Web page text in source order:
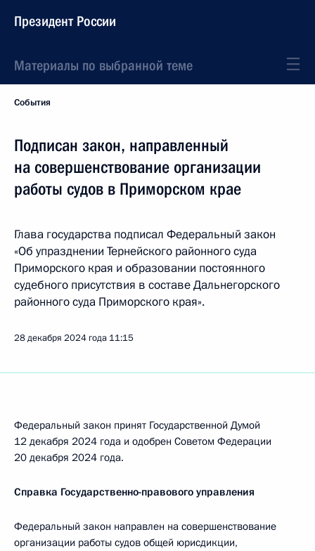
Президент России
Материалы по выбранной теме
События
Подписан закон, направленный
на совершенствование организации
работы судов в Приморском крае
Глава государства подписал Федеральный закон
«Об упразднении Тернейского районного суда
Приморского края и образовании постоянного
судебного присутствия в составе Дальнегорского
районного суда Приморского края».
28 декабря 2024 года 11:15
Федеральный закон принят Государственной Думой
12 декабря 2024 года и одобрен Советом Федерации
20 декабря 2024 года.
Справка Государственно-правового управления
Федеральный закон направлен на совершенствование
организации работы судов общей юрисдикции,